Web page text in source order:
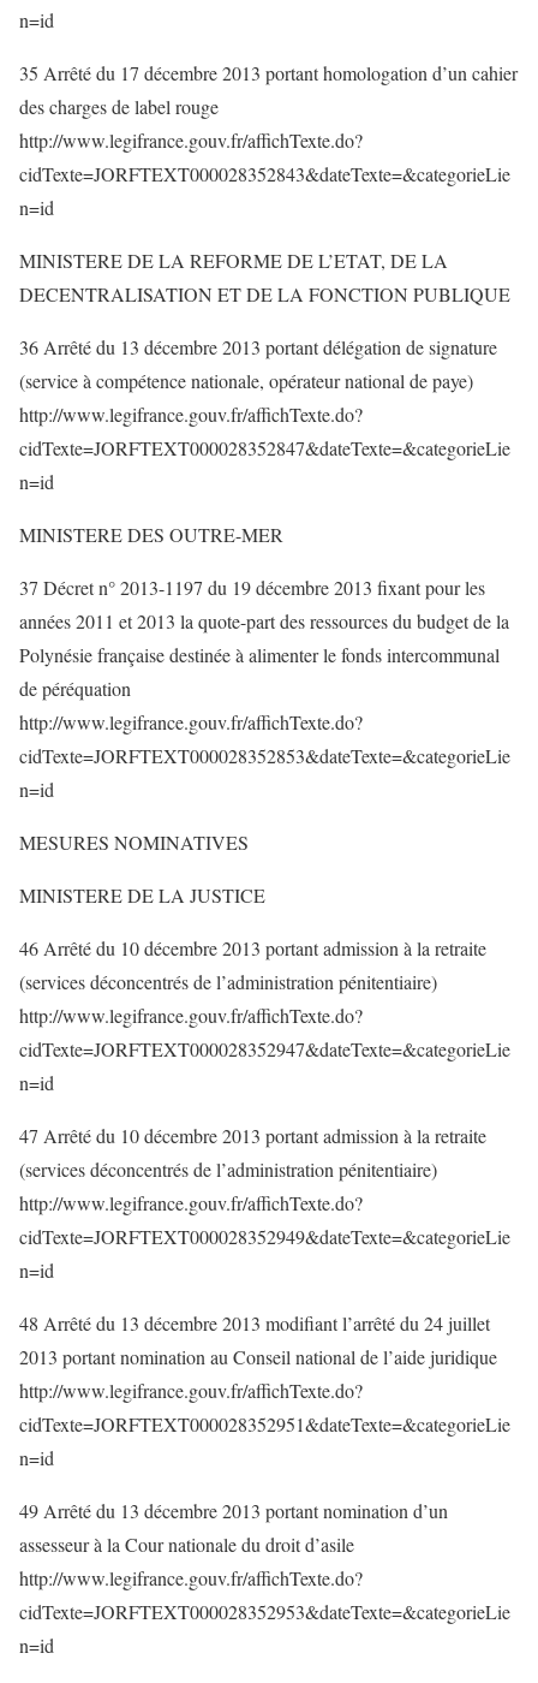
n=id
35 Arrêté du 17 décembre 2013 portant homologation d’un cahier
des charges de label rouge
http://www.legifrance.gouv.fr/affichTexte.do?
cidTexte=JORFTEXT000028352843&dateTexte=&categorieLie
n=id
MINISTERE DE LA REFORME DE L’ETAT, DE LA
DECENTRALISATION ET DE LA FONCTION PUBLIQUE
36 Arrêté du 13 décembre 2013 portant délégation de signature
(service à compétence nationale, opérateur national de paye)
http://www.legifrance.gouv.fr/affichTexte.do?
cidTexte=JORFTEXT000028352847&dateTexte=&categorieLie
n=id
MINISTERE DES OUTRE-MER
37 Décret n° 2013-1197 du 19 décembre 2013 fixant pour les
années 2011 et 2013 la quote-part des ressources du budget de la
Polynésie française destinée à alimenter le fonds intercommunal
de péréquation
http://www.legifrance.gouv.fr/affichTexte.do?
cidTexte=JORFTEXT000028352853&dateTexte=&categorieLie
n=id
MESURES NOMINATIVES
MINISTERE DE LA JUSTICE
46 Arrêté du 10 décembre 2013 portant admission à la retraite
(services déconcentrés de l’administration pénitentiaire)
http://www.legifrance.gouv.fr/affichTexte.do?
cidTexte=JORFTEXT000028352947&dateTexte=&categorieLie
n=id
47 Arrêté du 10 décembre 2013 portant admission à la retraite
(services déconcentrés de l’administration pénitentiaire)
http://www.legifrance.gouv.fr/affichTexte.do?
cidTexte=JORFTEXT000028352949&dateTexte=&categorieLie
n=id
48 Arrêté du 13 décembre 2013 modifiant l’arrêté du 24 juillet
2013 portant nomination au Conseil national de l’aide juridique
http://www.legifrance.gouv.fr/affichTexte.do?
cidTexte=JORFTEXT000028352951&dateTexte=&categorieLie
n=id
49 Arrêté du 13 décembre 2013 portant nomination d’un
assesseur à la Cour nationale du droit d’asile
http://www.legifrance.gouv.fr/affichTexte.do?
cidTexte=JORFTEXT000028352953&dateTexte=&categorieLie
n=id